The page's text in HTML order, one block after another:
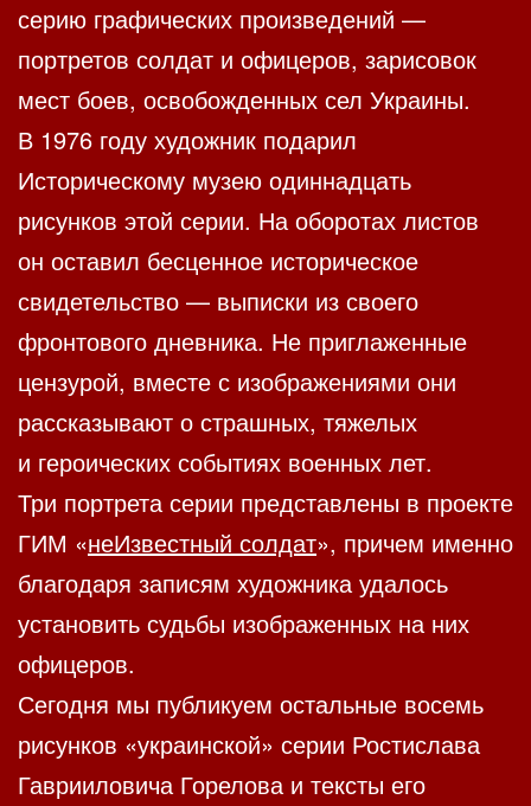
серию графических произведений —
портретов солдат и офицеров, зарисовок
мест боев, освобожденных сел Украины.
В 1976 году художник подарил
Историческому музею одиннадцать
рисунков этой серии. На оборотах листов
он оставил бесценное историческое
свидетельство — выписки из своего
фронтового дневника. Не приглаженные
цензурой, вместе с изображениями они
рассказывают о страшных, тяжелых
и героических событиях военных лет.
Три портрета серии представлены в проекте
ГИМ «неИзвестный солдат», причем именно
благодаря записям художника удалось
установить судьбы изображенных на них
офицеров.
Сегодня мы публикуем остальные восемь
рисунков «украинской» серии Ростислава
Гаврииловича Горелова и тексты его